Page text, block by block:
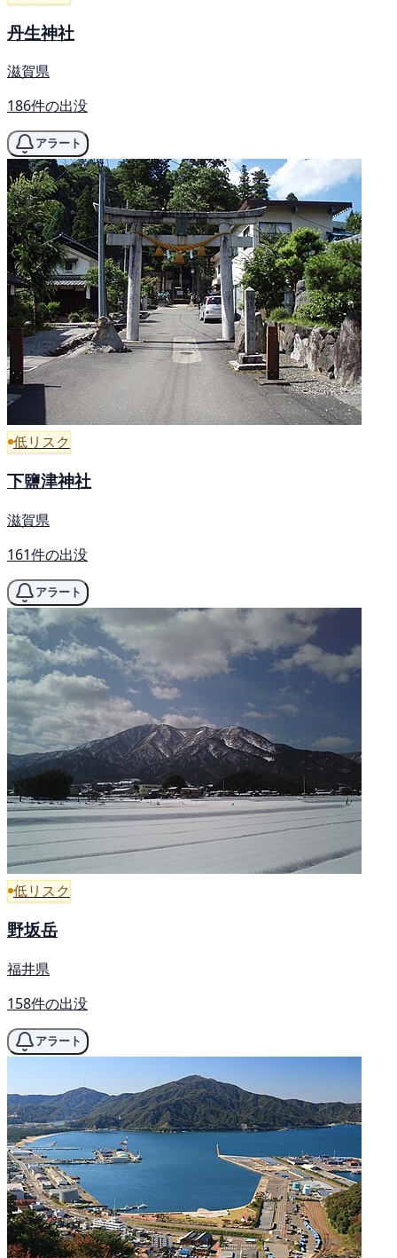
丹生神社
滋賀県
186件の出没
アラート
低リスク
下鹽津神社
滋賀県
161件の出没
アラート
低リスク
野坂岳
福井県
158件の出没
アラート